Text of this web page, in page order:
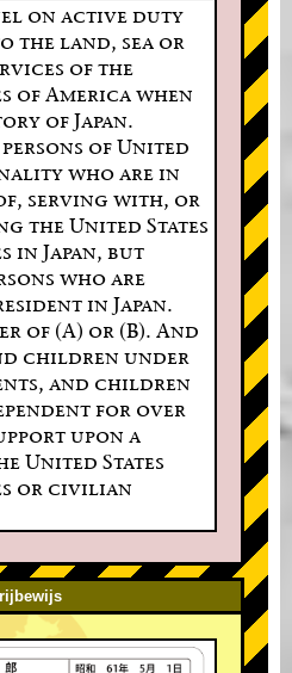
on active duty
the land, sea or
of the
of America when
of Japan.
of United
who are in
serving with, or
the United States
in Japan, but
who are
in Japan.
of (A) or (B). And
children under
and children
for over
upon a
United States
or civilian